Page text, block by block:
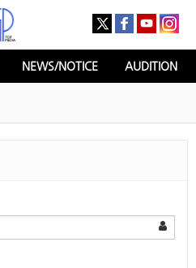
NEWS/NOTICE AUDITION